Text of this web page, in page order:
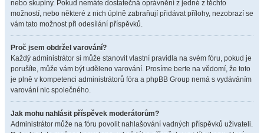
nebo skupiny. Pokud nemáte dostatečná oprávnění z jedné z těchto
možností, nebo některé z nich úplně zabraňují přidávat přílohy, nezobrazí se
vám tato možnost při odesílání příspěvků.
Proč jsem obdržel varování?
Každý administrátor si může stanovit vlastní pravidla na svém fóru, pokud je
porušíte, může vám být uděleno varování. Prosíme berte na vědomí, že toto
je plně v kompetenci administrátorů fóra a phpBB Group nemá s vydáváním
varování nic společného.
Jak mohu nahlásit příspěvek moderátorům?
Administrátor může na fóru povolit nahlašování vadných příspěvků uživateli.